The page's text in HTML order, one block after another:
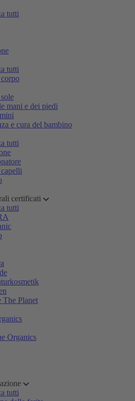
tutti
tutti
mani e dei piedi
e cura del bambino
tutti
certificati
tutti
The Planet
Organics
tutti